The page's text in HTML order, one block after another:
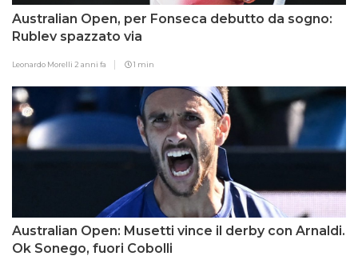
Australian Open, per Fonseca debutto da sogno:
Rublev spazzato via
Leonardo Morelli 2 anni fa 1 min
Australian Open: Musetti vince il derby con Arnaldi.
Ok Sonego, fuori Cobolli